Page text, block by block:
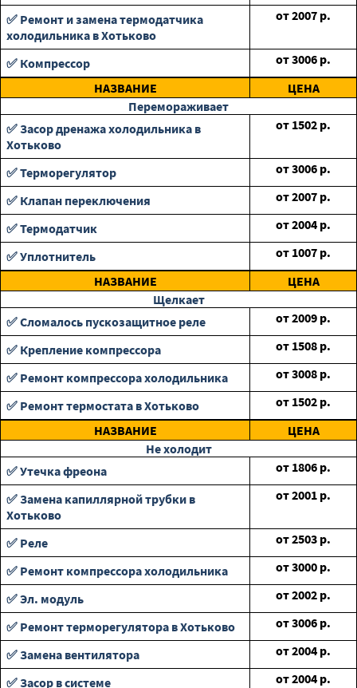
✅ Ремонт и замена термодатчика
холодильника в Хотьково
от2007 р.
✅ Компрессор от3006 р.
НАЗВАНИЕ
ЦЕНА
Перемораживает
✅ Засор дренажа холодильника в
Хотьково
от 1502 р.
✅ Терморегулятор от3006 р.
✅ Клапан переключения
от2007 р.
✅ Термодатчик
от2004 р.
✅ Уплотнитель
от 1007 р.
НАЗВАНИЕ
ЦЕНА
Щелкает
✅ Сломалось пускозащитное реле
от2009 р.
✅ Крепление компрессора
от 1508 р.
✅ Ремонт компрессора холодильника
от3008 р.
✅ Ремонт термостата в Хотьково
от 1502 р.
НАЗВАНИЕ
ЦЕНА
Не холодит
✅ Утечка фреона
от 1806 р.
✅ Замена капиллярной трубки в
Хотьково
от2001 р.
✅ Реле от2503 р.
✅ Ремонт компрессора холодильника
от3000 р.
✅ Эл. модуль
от2002 р.
✅ Ремонт терморегулятора в Хотьково
от3006 р.
✅ Замена вентилятора
от2004 р.
✅ Засор в системе
от2004 р.